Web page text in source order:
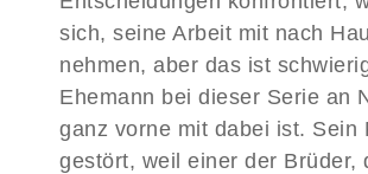
sich, seine Arbeit mit nach
nehmen, aber das ist
Ehemann bei dieser Serie an
ganz vorne mit dabei ist. Sein
gestört, weil einer der Brüder,